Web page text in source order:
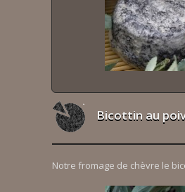
Bicottin au
Notre fromage de chèvre le